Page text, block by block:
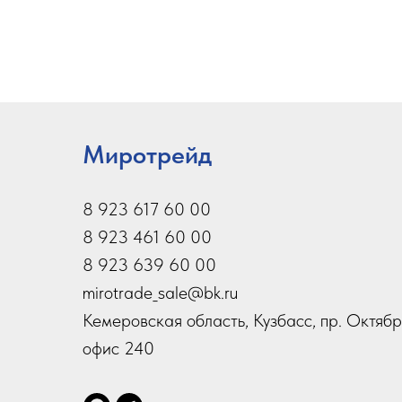
Миротрейд
8 923 617 60 00
8 923 461 60 00
8 923 639 60 00
mirotrade_sale@bk.ru
Кемеровская область, Кузбасс, пр.
офис 240